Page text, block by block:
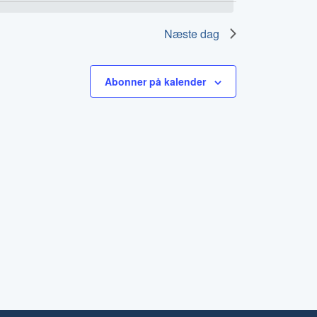
Næste dag
Abonner på kalender